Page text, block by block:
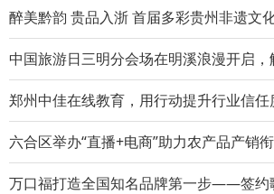
醉美黔韵 贵品入浙 首届多彩贵州非遗文
中国旅游日三明分会场在明溪浪漫开启，
郑州中佳在线教育，用行动提升行业信任
六合区举办“直播+电商”助力农产品产销衔
万口福打造全国知名品牌第一步——签约